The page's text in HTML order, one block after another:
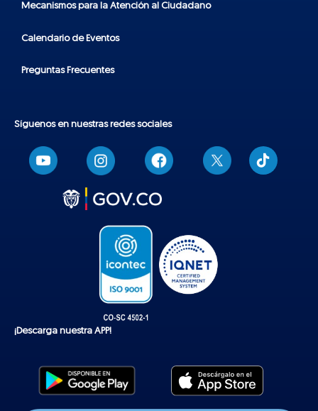
Mecanismos para la Atención al Ciudadano
Calendario de Eventos
Preguntas Frecuentes
Síguenos en nuestras redes sociales
T
i
k
¡Descarga nuestra APP!